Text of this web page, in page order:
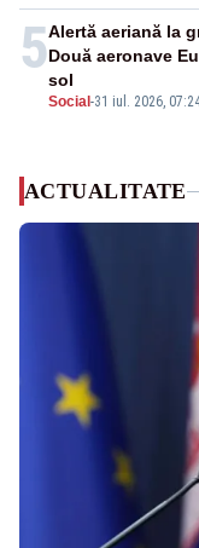
5
Social -31 iul. 2026,
Alertă aeriană la
Două aeronave
sol
ACTUALITATE